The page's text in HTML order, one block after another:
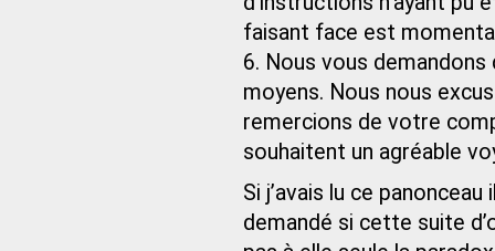
faisant face est
6. Nous vous
moyens. Nous nous
remercions de votre
souhaitent un agréable
Si j’avais lu ce
demandé si cette suite